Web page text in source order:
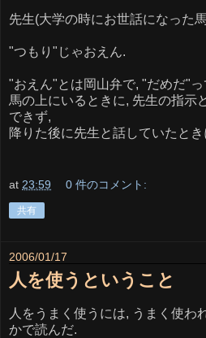
先生(大学の時にお世話になった
"つもり"じゃおえん.
"おえん"とは岡山弁で, "だめだ"っ
馬の上にいるときに, 先生の指示
できず,
降りた後に先生と話していたと
at 23:59 0 件のコメント:
共有
2006/01/17
人を使うということ
人をうまく使うには, うまく使わ
かで読んだ.